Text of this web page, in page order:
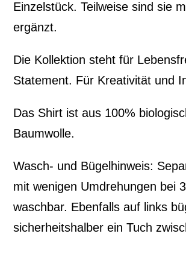
Einzelstück. Teilweise sind sie
ergänzt.
Die Kollektion steht für
Statement. Für Kreativität und
Das Shirt ist aus 100%
Baumwolle.
Wasch- und Bügelhinweis:
mit wenigen Umdrehungen bei
waschbar. Ebenfalls auf links
sicherheitshalber ein Tuch